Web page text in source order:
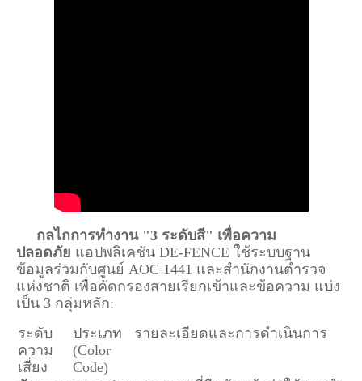
กลไกการทำงาน "3 ระดับสี" เพื่อความ
ปลอดภัย แอปพลิเคชัน DE-FENCE ใช้ระบบฐาน
ข้อมูลร่วมกับศูนย์ AOC 1441 และสำนักงานตำรวจ
แห่งชาติ เพื่อคัดกรองสายเรียกเข้าและข้อความ แบ่ง
เป็น 3 กลุ่มหลัก:
ระดับ
ความ
เสี่ยง
ประเภท
(Color
Code)
รายละเอียดและการดำเนินการ